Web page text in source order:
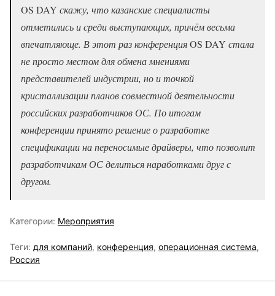
OS DAY скажу, что казанские специалисты
отметились и среди выступающих, причём весьма
впечатляюще. В этот раз конференцияOS DAY стала
не просто местом для обмена мнениями
представителей индустрии, но и точкой
кристаллизации планов совместной деятельности
российских разработчиков ОС. По итогам
конференции принято решение о разработке
спецификации на переносимые драйверы, что позволит
разработчикам ОС делиться наработками друг с
другом.
Категории: Мероприятия
Теги: для компаний, конференция, операционная система,
Россия